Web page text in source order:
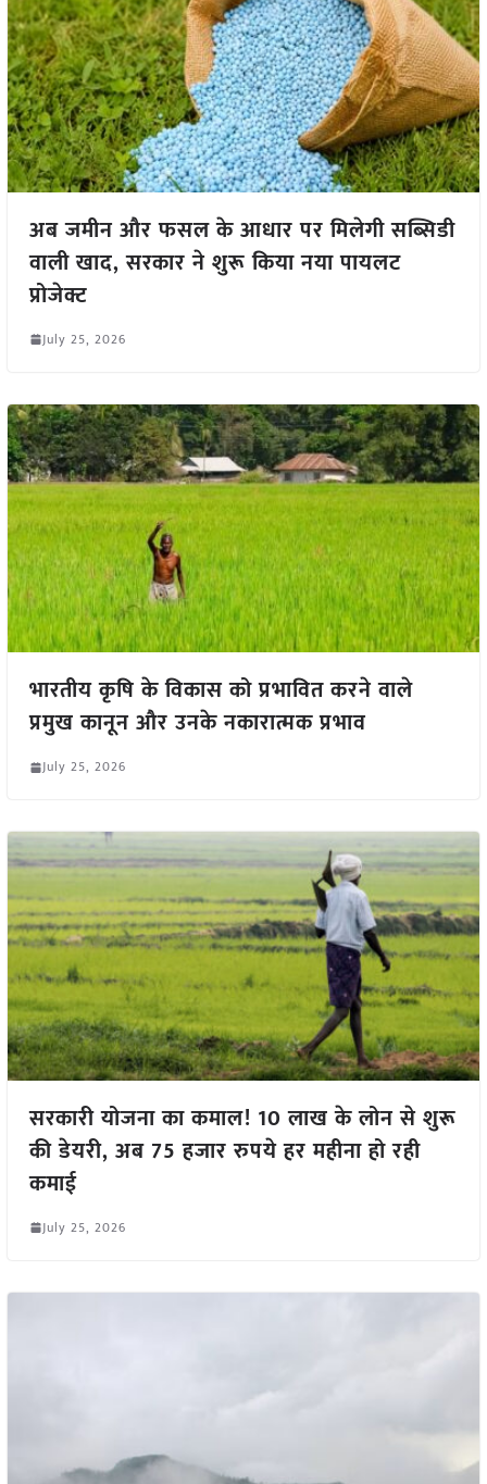
अब जमीन और फसल के आधार पर मिलेगी सब्सिडी
वाली खाद, सरकार ने शुरू किया नया पायलट
प्रोजेक्ट
July 25, 2026
भारतीय कृषि के विकास को प्रभावित करने वाले
प्रमुख कानून और उनके नकारात्मक प्रभाव
July 25, 2026
सरकारी योजना का कमाल! 10 लाख के लोन से शुरू
की डेयरी, अब 75 हजार रुपये हर महीना हो रही
कमाई
July 25, 2026